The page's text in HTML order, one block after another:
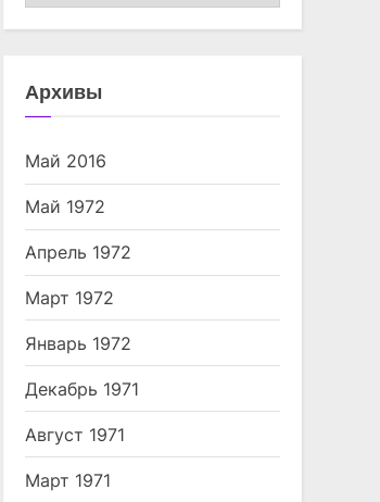
газетные
Архивы
Май 2016
Май 1972
Апрель 1972
Март 1972
Январь 1972
Декабрь 1971
Август 1971
Март 1971